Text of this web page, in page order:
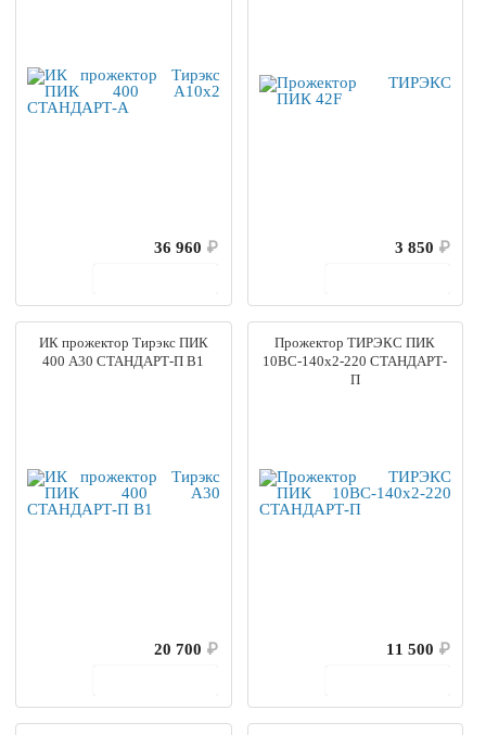
36 960 ₽
3 850 ₽
ИК прожектор Тирэкс ПИК
400 А30 СТАНДАРТ-П В1
20 700 ₽
Прожектор ТИРЭКС ПИК
10ВС-140х2-220 СТАНДАРТ-
П
11 500 ₽